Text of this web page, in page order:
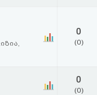
0
(0)
0
(0)